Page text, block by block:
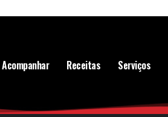
Acompanhar Receitas Serviços